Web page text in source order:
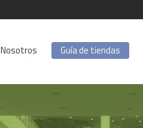
Nosotros Guía de tiendas